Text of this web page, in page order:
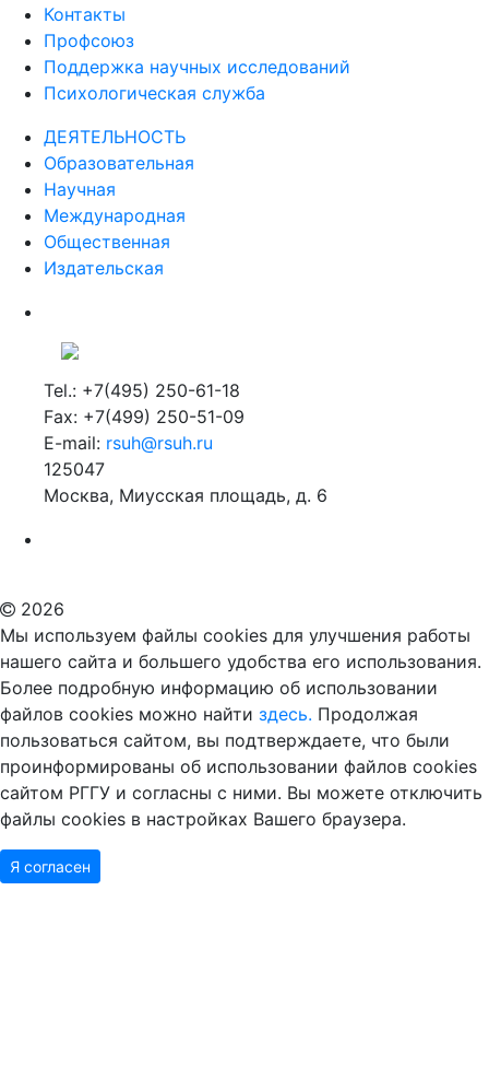
Контакты
Профсоюз
Поддержка научных исследований
Психологическая служба
ДЕЯТЕЛЬНОСТЬ
Образовательная
Научная
Международная
Общественная
Издательская
Tel.: +7(495) 250-61-18
Fax: +7(499) 250-51-09
E-mail: rsuh@rsuh.ru
125047
Москва, Миусская площадь, д. 6
2026
Мы используем файлы cookies для улучшения работы
нашего сайта и большего удобства его использования.
Более подробную информацию об использовании
файлов cookies можно найти здесь. Продолжая
пользоваться сайтом, вы подтверждаете, что были
проинформированы об использовании файлов cookies
сайтом РГГУ и согласны с ними. Вы можете отключить
файлы cookies в настройках Вашего браузера.
Я согласен